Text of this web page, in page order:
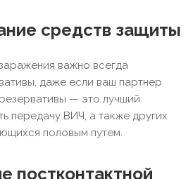
средств защиты
важно всегда
даже если ваш партнер
— это лучший
передачу ВИЧ, а также других
половым путем.
постконтактной